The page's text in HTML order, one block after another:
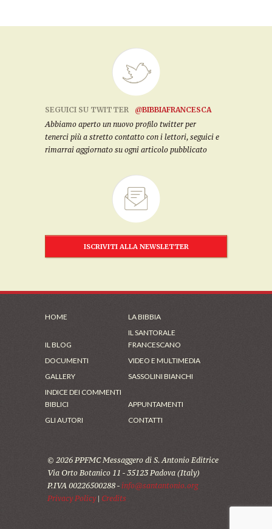
SEGUICI SU TWITTER
@BIBBIAFRANCESCA
Abbiamo aperto un nuovo profilo twitter per
tenerci più a stretto contatto con i lettori, seguici e
rimarrai aggiornato su ogni articolo pubblicato
ISCRIVITI ALLA NEWSLETTER
HOME LA BIBBIA
IL BLOG
IL SANTORALE
FRANCESCANO
DOCUMENTI
VIDEO E MULTIMEDIA
GALLERY
SASSOLINI BIANCHI
INDICE DEI COMMENTI
BIBLICI
APPUNTAMENTI
GLI AUTORI
CONTATTI
© 2026 PPFMC Messaggero di S. Antonio Editrice
Via Orto Botanico 11 - 35123 Padova (Italy)
P.IVA 00226500288 - info@santantonio.org
Privacy Policy| Credits